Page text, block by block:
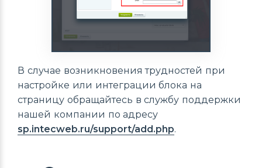
В случае возникновения трудностей при
настройке или интеграции блока на
страницу обращайтесь в службу поддержки
нашей компании по адресу
sp.intecweb.ru/support/add.php.